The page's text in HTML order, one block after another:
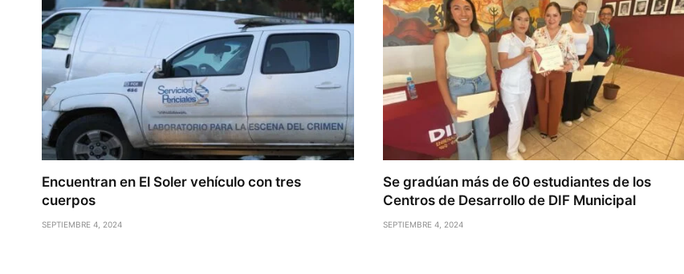
Encuentran en El Soler vehículo con tres
cuerpos
SEPTIEMBRE 4, 2024
Se gradúan más de 60 estudiantes de los
Centros de Desarrollo de DIF Municipal
SEPTIEMBRE 4, 2024